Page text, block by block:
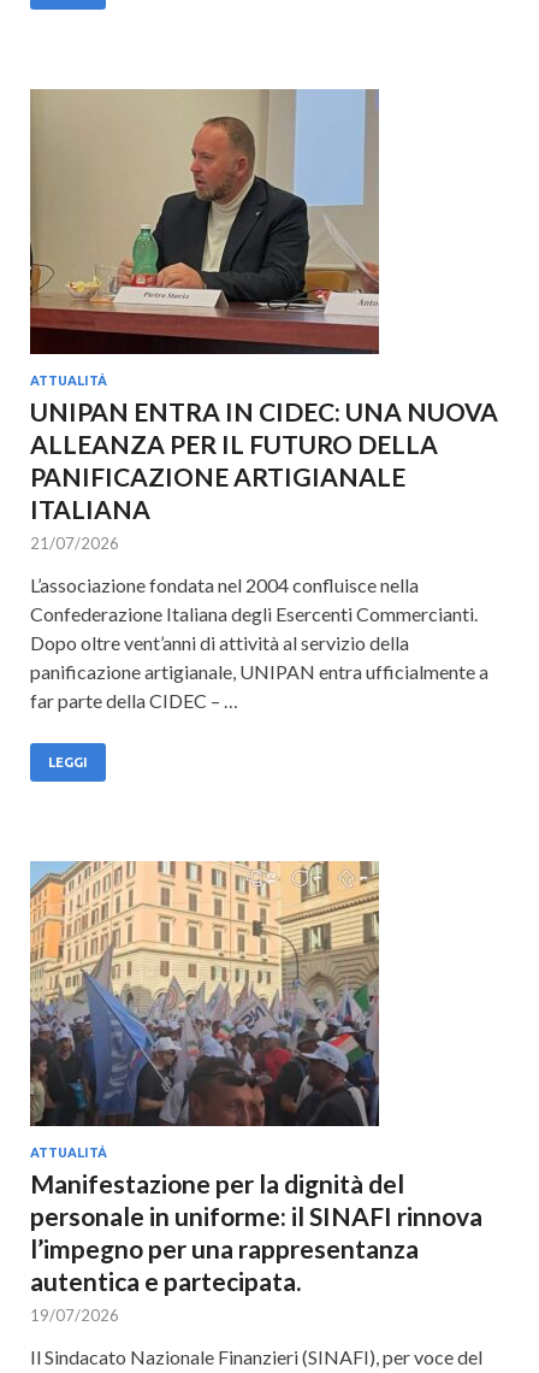
ATTUALITÀ
UNIPAN ENTRA IN CIDEC: UNA NUOVA
ALLEANZA PER IL FUTURO DELLA
PANIFICAZIONE ARTIGIANALE
ITALIANA
21/07/2026
L’associazione fondata nel 2004 confluisce nella
Confederazione Italiana degli Esercenti Commercianti.
Dopo oltre vent’anni di attività al servizio della
panificazione artigianale, UNIPAN entra ufficialmente a
far parte della CIDEC – …
LEGGI
ATTUALITÀ
Manifestazione per la dignità del
personale in uniforme: il SINAFI rinnova
l’impegno per una rappresentanza
autentica e partecipata.
19/07/2026
Il Sindacato Nazionale Finanzieri (SINAFI), per voce del